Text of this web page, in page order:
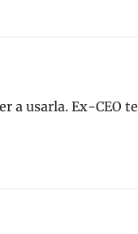
a usarla. Ex-CEO te